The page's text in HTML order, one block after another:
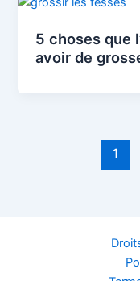
5 choses que
avoir de
1